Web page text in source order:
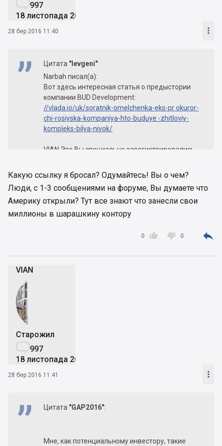
997
18 листопада 2013
28 бер 2016 11:40 
Цитата "Ievgeni":
Narbah писал(а):
Вот здесь интересная статья о предыстории
компании BUD Development:
//vlada.io/uk/soratnik-omelchenka-eks-pr okuror-
chi-rosiyska-kompaniya-hto-buduye -zhitloviy-
kompleks-bilya-nivok/
VIAN Это Вы специально зарегистрировались
Ссылка довольно познавательная, и тут я так
понимаю люди задаются одним нормальным
вопросом: кому мы тут (имею ввиду
потенциальных инвесторов) деньги свои
истории но уже с "нюансами", народ, может
Какую ссылку я бросал? Одумайтесь! Вы о чем?
Люди, с 1-3 сообщениями на форуме, Вы думаете что
Америку открыли? Тут все знают что занесли свои
миллионы в шарашкину контору

0  0 
VIAN
Старожил
997
18 листопада 2013
28 бер 2016 11:41 
Цитата "GAP2016":
Мне, как потенциальному инвестору, такие